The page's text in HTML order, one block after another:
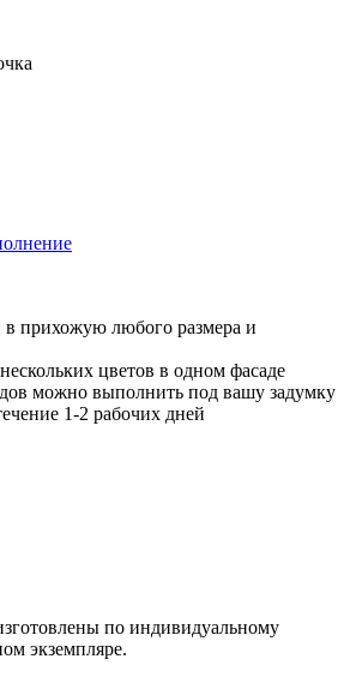
в прихожую любого размера и
цветов в одном фасаде
можно выполнить под вашу задумку
1-2 рабочих дней
по индивидуальному
экземпляре.